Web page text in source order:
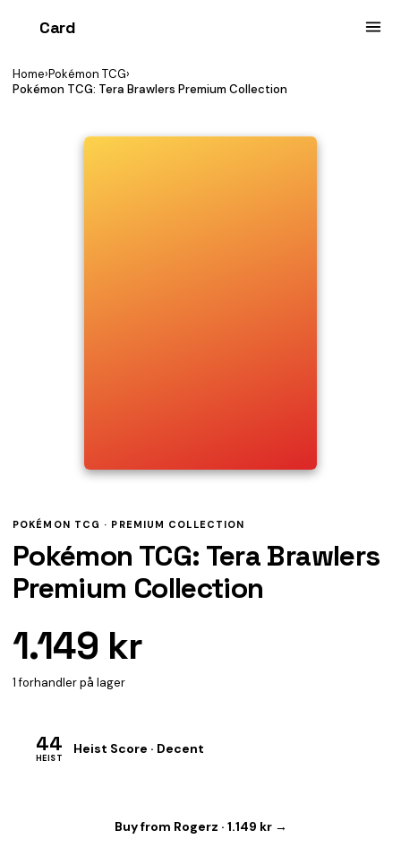
Card
Home›Pokémon TCG›
Pokémon TCG: Tera Brawlers Premium Collection
POKÉMON TCG · PREMIUM COLLECTION
Pokémon TCG: Tera Brawlers
Premium Collection
1.149 kr
1 forhandler på lager
44
HEIST
Heist Score · Decent
Buy from Rogerz · 1.149 kr →